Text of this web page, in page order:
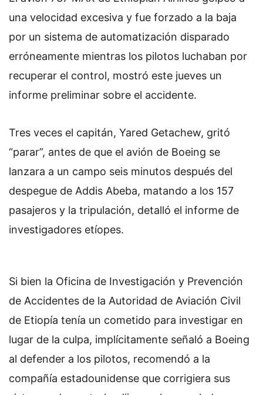
una velocidad excesiva y fue forzado a la baja
por un sistema de automatización disparado
erróneamente mientras los pilotos luchaban por
recuperar el control, mostró este jueves un
informe preliminar sobre el accidente.
Tres veces el capitán, Yared Getachew, gritó
“parar”, antes de que el avión de Boeing se
lanzara a un campo seis minutos después del
despegue de Addis Abeba, matando a los 157
pasajeros y la tripulación, detalló el informe de
investigadores etíopes.
Si bien la Oficina de Investigación y Prevención
de Accidentes de la Autoridad de Aviación Civil
de Etiopía tenía un cometido para investigar en
lugar de la culpa, implícitamente señaló a Boeing
al defender a los pilotos, recomendó a la
compañía estadounidense que corrigiera sus